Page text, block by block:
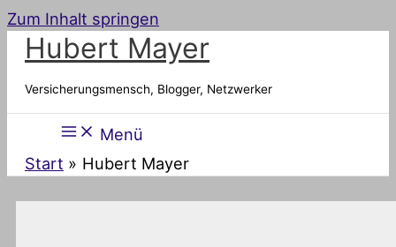
Zum Inhalt springen
Hubert Mayer
Versicherungsmensch, Blogger, Netzwerker
Menü
Start
Hubert Mayer